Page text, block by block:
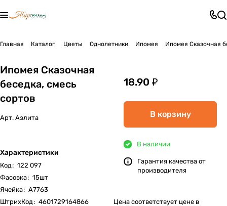
Главная Каталог Цветы Однолетники Ипомея Ипомея Сказочная
Ипомея Сказочная
беседка, смесь
сортов
Арт. Аэлита
Характеристики
Код: 122 097
Фасовка: 15шт
Ячейка: А7763
ШтрихКод: 4601729164866
18.90 ₽
В корзину
В наличии
Гарантия качества от
производителя
Цена соответствует цене в